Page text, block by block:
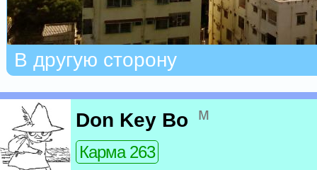
В другую сторону
Don Key Bo м
Карма 263